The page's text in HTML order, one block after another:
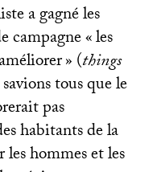
a gagné les
campagne «les
» (things
tous que le
pas
habitants de la
hommes et les